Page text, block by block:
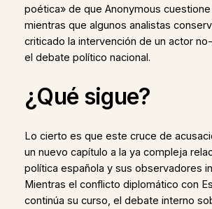
poética» de que Anonymous cuestione
mientras que algunos analistas
criticado la intervención de un actor
el debate político nacional.
¿Qué sigue?
Lo cierto es que este cruce de
un nuevo capítulo a la ya compleja
política española y sus observadores
Mientras el conflicto diplomático con
continúa su curso, el debate interno